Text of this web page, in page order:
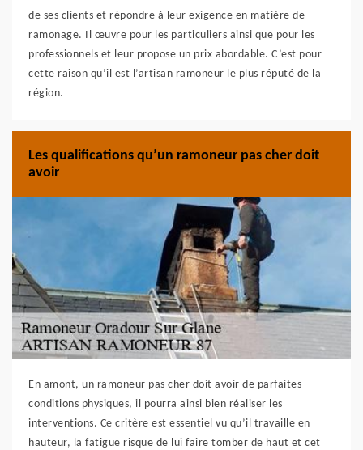
de ses clients et répondre à leur exigence en matière de
ramonage. Il œuvre pour les particuliers ainsi que pour les
professionnels et leur propose un prix abordable. C’est pour
cette raison qu’il est l’artisan ramoneur le plus réputé de la
région.
Les qualifications qu’un ramoneur pas cher doit
avoir
En amont, un ramoneur pas cher doit avoir de parfaites
conditions physiques, il pourra ainsi bien réaliser les
interventions. Ce critère est essentiel vu qu’il travaille en
hauteur, la fatigue risque de lui faire tomber de haut et cet